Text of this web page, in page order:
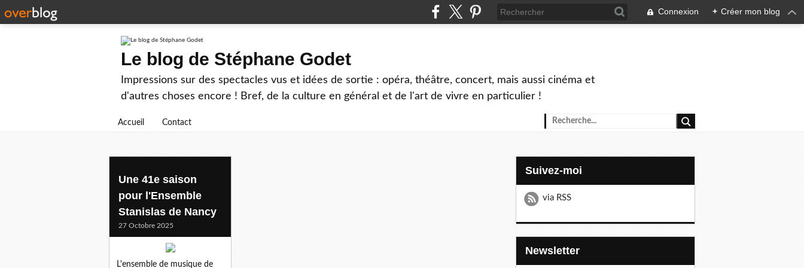
Connexion + Créer mon blog
Le blog de Stéphane Godet
Impressions sur des spectacles vus et idées de sortie : opéra, théâtre, concert, mais aussi cinéma et
d'autres choses encore ! Bref, de la culture en général et de l'art de vivre en particulier !
Accueil Contact
battle
Une 41e saison
pour l'Ensemble
Stanislas de Nancy
27 Octobre 2025
L'ensemble de musique de
Suivez-moi
via RSS
Newsletter